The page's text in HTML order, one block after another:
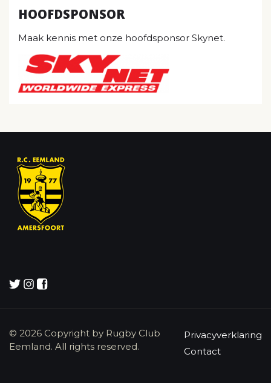
HOOFDSPONSOR
Maak kennis met onze hoofdsponsor Skynet.
© 2026 Copyright by Rugby Club
Eemland. All rights reserved.
Privacyverklaring
Contact